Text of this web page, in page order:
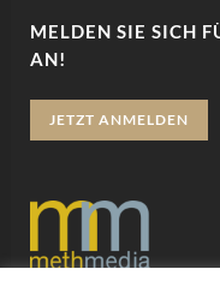
MELDEN SIE SICH
AN!
JETZT ANMELDEN